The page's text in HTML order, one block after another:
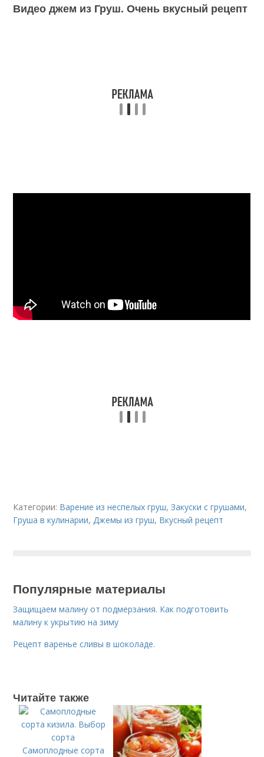
Видео джем из Груш. Очень вкусный рецепт
Категории: Варение из неспелых груш,Закуски с грушами,
Груша в кулинарии,Джемы из груш, Вкусный рецепт
Популярные материалы
Защищаем малину от подмерзания. Как подготовить
малину к укрытию на зиму
Рецепт варенье сливы в шоколаде.
Читайте также
Самоплодные сорта